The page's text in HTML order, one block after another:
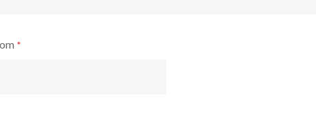
*